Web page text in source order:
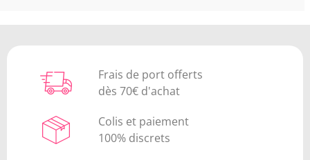
Frais de port offerts
dès 70€ d'achat
Colis et paiement
100% discrets